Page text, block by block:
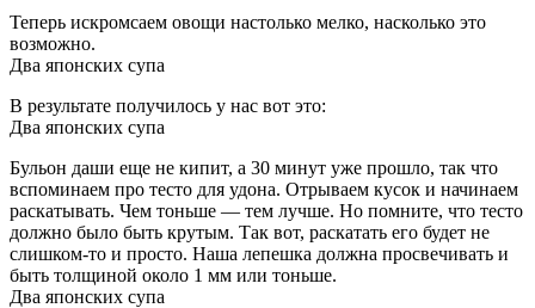
Теперь искромсаем овощи настолько мелко, насколько это
возможно.
Два японских супа
В результате получилось у нас вот это:
Два японских супа
Бульон даши еще не кипит, а 30 минут уже прошло, так что
вспоминаем про тесто для удона. Отрываем кусок и начинаем
раскатывать. Чем тоньше — тем лучше. Но помните, что тесто
должно было быть крутым. Так вот, раскатать его будет не
слишком-то и просто. Наша лепешка должна просвечивать и
быть толщиной около 1 мм или тоньше.
Два японских супа